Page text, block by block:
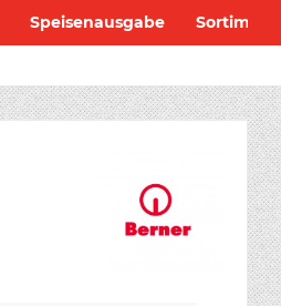
Speisenausgabe